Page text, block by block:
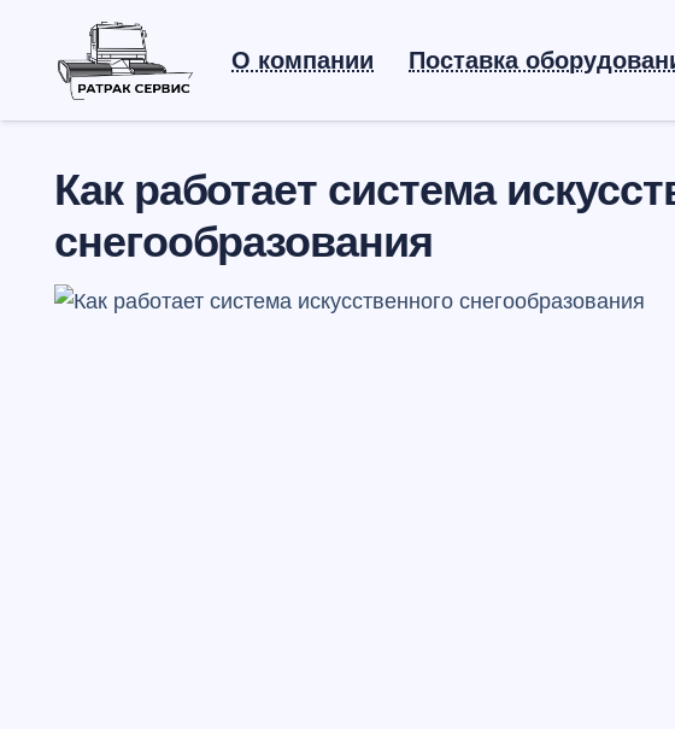
О компании Поставка
Как работает система
снегообразования